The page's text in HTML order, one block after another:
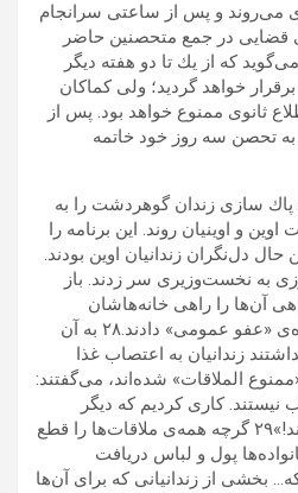
مى‌روند و پس از ساعتى سرانجام
در جمع متحصنين حاضر
كه از يك تا دو هفته ديگر
خواهد گرديد؛ ولى كماكان
ثانوى ممنوع خواهد بود. پس از
به تحصن سه روز خود خاتمه
پاك سازى زندان گوهردشت را به
و اوينيان روند. این برنامه را
حال دل‌نگران زندانیان اوین بودند.
به نخست‌وزيرى سر زدند. باز
آن‌ها را راهى خانه‌هاشان
ساختند. حتا به شمارى وعده‌ى «عفو عمومى» ‌دادند.٢٨ به آن
زندانيان به اعتصاب غذا
الملاقات» شده‌اند، مى‌گفتند:
نيستند. كارى كرديم كه ديگر
هيچ‌وقت نتوانند اعتصاب كنند!»٢٩ گرچه همه‌ی ملاقات‌ها را قطع
پول و لباس دريافت
بخشى از زندانيانى كه براى آن‌ها